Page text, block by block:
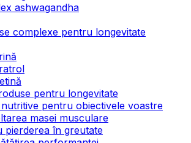
ashwagandha
complexe pentru longevitate
pentru longevitate
pentru obiectivele voastre
masei musculare
pierderea în greutate